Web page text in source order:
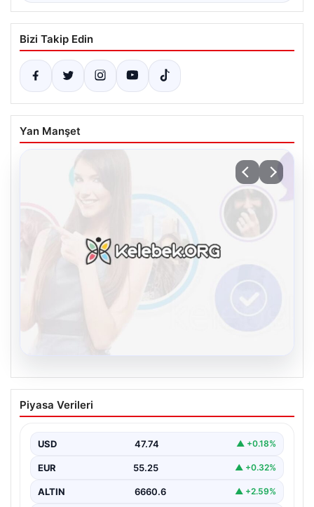
Bizi Takip Edin
Yan Manşet
Kelebek.Org İle Dijital İletişimin Güvenli
Adresi Ve Muhabbet Deneyimi
oluşturması ciddi bir hassasiyet barındırmaktadır.
Günümüzde birçok…
Piyasa Verileri
USD 47.74 ▲ +0.18%
EUR 55.25 ▲ +0.32%
ALTIN 6660.6 ▲ +2.59%